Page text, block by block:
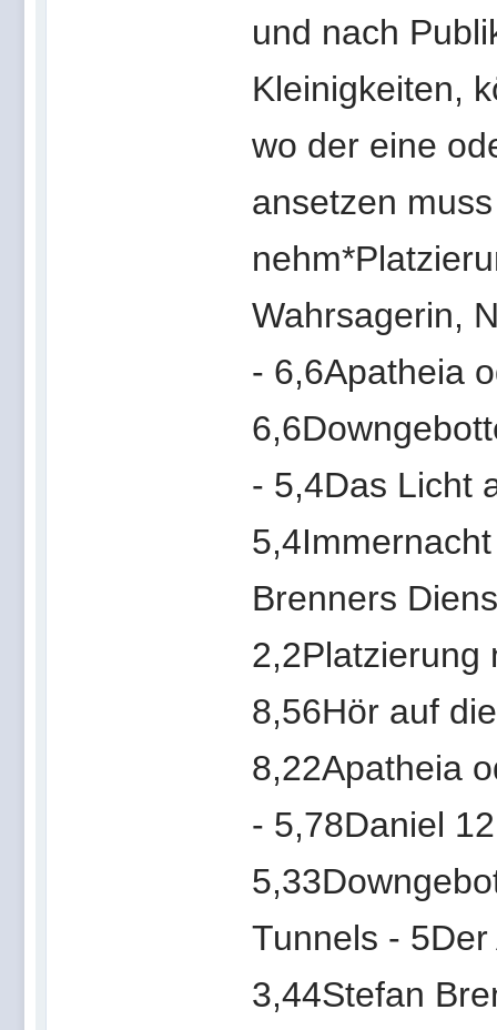
und nach
Kleinigkeiten,
wo der eine
ansetzen
Wahrsagerin,
- 6,6Apatheia
- 5,4Das Licht
Brenners
2,2Platzierung
8,56Hör auf
8,22Apatheia
- 5,78Daniel
Tunnels -
3,44Stefan